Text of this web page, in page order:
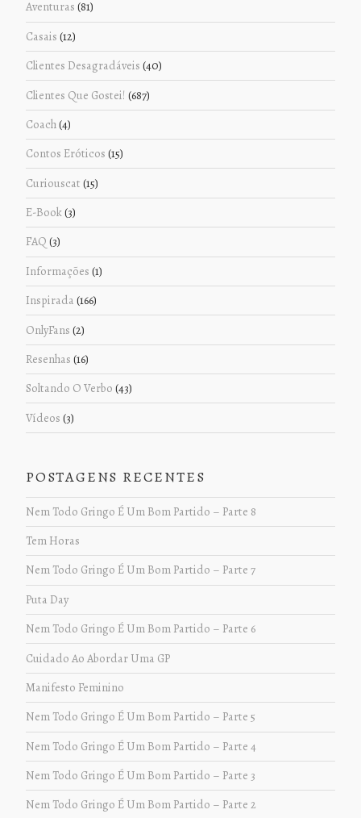
Aventuras (81)
Casais (12)
Clientes Desagradáveis (40)
Clientes Que Gostei! (687)
Coach(4)
Contos Eróticos (15)
Curiouscat (15)
E-Book(3)
FAQ (3)
Informações (1)
Inspirada (166)
OnlyFans (2)
Resenhas (16)
Soltando O Verbo (43)
Vídeos (3)
POSTAGENS RECENTES
Nem Todo Gringo É Um Bom Partido – Parte 8
Tem Horas
Nem Todo Gringo É Um Bom Partido – Parte 7
Puta Day
Nem Todo Gringo É Um Bom Partido – Parte 6
Cuidado Ao Abordar Uma GP
Manifesto Feminino
Nem Todo Gringo É Um Bom Partido – Parte 5
Nem Todo Gringo É Um Bom Partido – Parte 4
Nem Todo Gringo É Um Bom Partido – Parte 3
Nem Todo Gringo É Um Bom Partido – Parte 2